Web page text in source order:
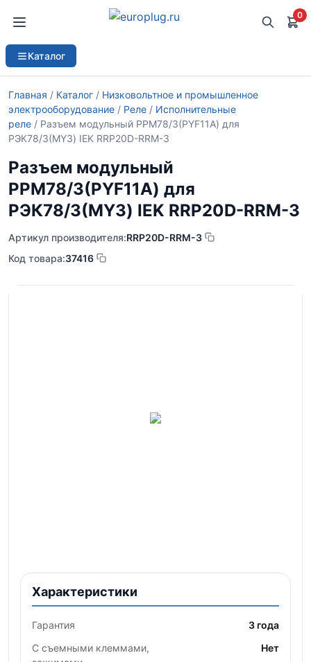
0
Каталог
Главная / Каталог / Низковольтное и промышленное
электрооборудование / Реле / Исполнительные
реле / Разъем модульный РРМ78/3(PYF11A) для
РЭК78/3(MY3) IEK RRP20D-RRM-3
Разъем модульный
РРМ78/3(PYF11A) для
РЭК78/3(MY3) IEK RRP20D-RRM-3
Артикул производителя:RRP20D-RRM-3
Код товара:37416
Характеристики
Гарантия
3 года
С съемными клеммами,
Нет